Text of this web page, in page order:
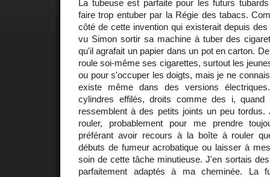
La tubeuse est parfaite pour les futurs
faire trop entuber par la Régie des tabacs.
côté de cette invention qui existerait depuis
vu Simon sortir sa machine à tuber des
qu'il agrafait un papier dans un pot en carton.
roule soi-même ses cigarettes, surtout les
ou pour s'occuper les doigts, mais je ne
existe même dans des versions
cylindres effilés, droits comme des i,
ressemblent à des petits joints un peu
rouler, probablement pour me prendre
préférant avoir recours à la boîte à rouler
débuts de fumeur acrobatique ou laisser à
soin de cette tâche minutieuse. J'en sortais
parfaitement adaptés à ma cheminée. La